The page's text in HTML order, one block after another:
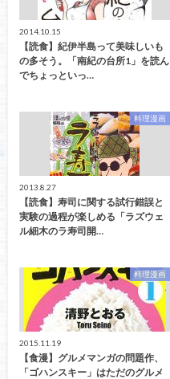
2014.10.15
【読食】紀伊半島って美味しいも
の多そう。「南紀の台所1」を読ん
でちょっといっ…
料理漫画
2013.8.27
【読食】寿司に関する試行錯誤と
実験の過程が楽しめる「ラズウェ
ル細木のラ寿司開…
料理漫画
2015.11.19
【食漫】グルメマンガの問題作、
「ゴハンスキー」はただのグルメ